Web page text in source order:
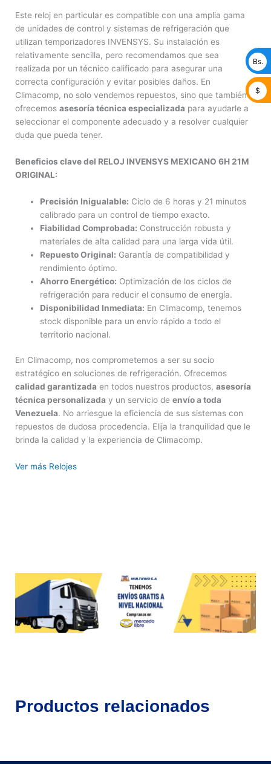
Este reloj en particular es compatible con una amplia gama
de unidades de control y sistemas de refrigeración que
utilizan temporizadores INVENSYS. Su instalación es
relativamente sencilla, pero recomendamos que sea
realizada por un técnico calificado para asegurar una
correcta configuración y evitar posibles daños. En
Climacomp, no solo vendemos repuestos, sino que también
ofrecemos asesoría técnica especializada para ayudarle a
seleccionar el componente adecuado y a resolver cualquier
duda que pueda tener.
Beneficios clave del RELOJ INVENSYS MEXICANO 6H 21M
ORIGINAL:
Precisión Inigualable: Ciclo de 6 horas y 21 minutos
calibrado para un control de tiempo exacto.
Fiabilidad Comprobada: Construcción robusta y
materiales de alta calidad para una larga vida útil.
Repuesto Original: Garantía de compatibilidad y
rendimiento óptimo.
Ahorro Energético: Optimización de los ciclos de
refrigeración para reducir el consumo de energía.
Disponibilidad Inmediata: En Climacomp, tenemos
stock disponible para un envío rápido a todo el
territorio nacional.
En Climacomp, nos comprometemos a ser su socio
estratégico en soluciones de refrigeración. Ofrecemos
calidad garantizada en todos nuestros productos, asesoría
técnica personalizada y un servicio de envío a toda
Venezuela. No arriesgue la eficiencia de sus sistemas con
repuestos de dudosa procedencia. Elija la tranquilidad que le
brinda la calidad y la experiencia de Climacomp.
Ver más Relojes
Productos relacionados
Bs.
$